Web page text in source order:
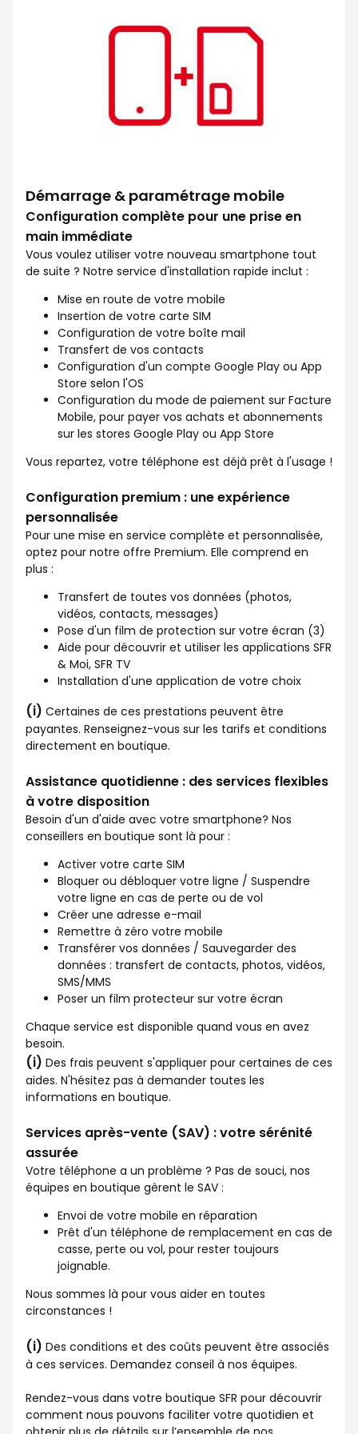
Démarrage & paramétrage mobile
Configuration complète pour une prise en
main immédiate
Vous voulez utiliser votre nouveau smartphone tout
de suite ? Notre service d'installation rapide inclut :
Mise en route de votre mobile
Insertion de votre carte SIM
Configuration de votre boîte mail
Transfert de vos contacts
Configuration d'un compte Google Play ou App
Store selon l'OS
Configuration du mode de paiement sur Facture
Mobile, pour payer vos achats et abonnements
sur les stores Google Play ou App Store
Vous repartez, votre téléphone est déjà prêt à l'usage !
Configuration premium : une expérience
personnalisée
Pour une mise en service complète et personnalisée,
optez pour notre offre Premium. Elle comprend en
plus :
Transfert de toutes vos données (photos,
vidéos, contacts, messages)
Pose d'un film de protection sur votre écran (3)
Aide pour découvrir et utiliser les applications SFR
& Moi, SFR TV
Installation d'une application de votre choix
(i) Certaines de ces prestations peuvent être
payantes. Renseignez-vous sur les tarifs et conditions
directement en boutique.
Assistance quotidienne : des services flexibles
à votre disposition
Besoin d'un d'aide avec votre smartphone? Nos
conseillers en boutique sont là pour :
Activer votre carte SIM
Bloquer ou débloquer votre ligne / Suspendre
votre ligne en cas de perte ou de vol
Créer une adresse e-mail
Remettre à zéro votre mobile
Transférer vos données / Sauvegarder des
données : transfert de contacts, photos, vidéos,
SMS/MMS
Poser un film protecteur sur votre écran
Chaque service est disponible quand vous en avez
besoin.
(i) Des frais peuvent s'appliquer pour certaines de ces
aides. N'hésitez pas à demander toutes les
informations en boutique.
Services après-vente (SAV) : votre sérénité
assurée
Votre téléphone a un problème ? Pas de souci, nos
équipes en boutique gèrent le SAV :
Envoi de votre mobile en réparation
Prêt d'un téléphone de remplacement en cas de
casse, perte ou vol, pour rester toujours
joignable.
Nous sommes là pour vous aider en toutes
circonstances !
(i) Des conditions et des coûts peuvent être associés
à ces services. Demandez conseil à nos équipes.
Rendez-vous dans votre boutique SFR pour découvrir
comment nous pouvons faciliter votre quotidien et